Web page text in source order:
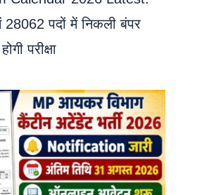
28062 पदों में निकली बंपर
परीक्षा